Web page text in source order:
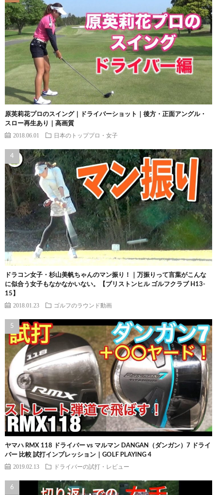
原英莉花プロのスイング｜ドライバーショット｜後方・正面アングル・
スロー再生あり｜高画質
2018.06.01 日本のトッププロ・女子
ドラコン女子・杉山美帆ちゃんのマン振り！｜万振りって言葉がこんな
に似合う女子もなかなかいない。【ブリストンヒル ゴルフクラブ H13-
15】
2018.01.23 ゴルフのラウンド動画
ヤマハ RMX 118 ドライバー vs マルマン DANGAN（ダンガン）7 ドライ
バー 比較 試打インプレッション｜GOLF PLAYING 4
2019.02.13 ドライバーの試打・レビュー